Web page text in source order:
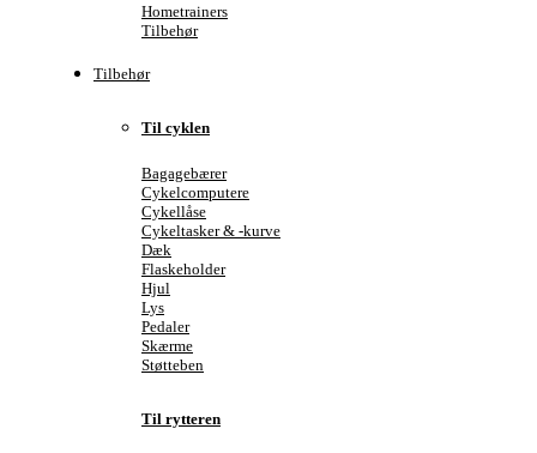
Hometrainers
Tilbehør
Tilbehør
Til cyklen
Bagagebærer
Cykelcomputere
Cykellåse
Cykeltasker & -kurve
Dæk
Flaskeholder
Hjul
Lys
Pedaler
Skærme
Støtteben
Til rytteren